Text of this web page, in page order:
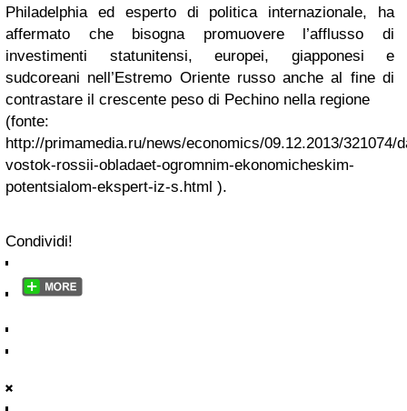
Philadelphia ed esperto di politica internazionale, ha
affermato che bisogna promuovere l’afflusso di
investimenti statunitensi, europei, giapponesi e
sudcoreani nell’Estremo Oriente russo anche al fine di
contrastare il crescente peso di Pechino nella regione
(fonte:
http://primamedia.ru/news/economics/09.12.2013/321074/
vostok-rossii-obladaet-ogromnim-ekonomicheskim-
potentsialom-ekspert-iz-s.html ).
Condividi!